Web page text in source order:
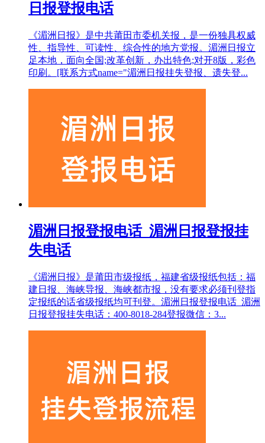
日报登报电话
《湄洲日报》是中共莆田市委机关报，是一份独具权威
性、指导性、可读性、综合性的地方党报。湄洲日报立
足本地，面向全国;改革创新，办出特色;对开8版，彩色
印刷。[联系方式name="湄洲日报挂失登报、遗失登...
湄洲日报登报电话_湄洲日报登报挂
失电话
《湄洲日报》是莆田市级报纸，福建省级报纸包括：福
建日报、海峡导报、海峡都市报，没有要求必须刊登指
定报纸的话省级报纸均可刊登。湄洲日报登报电话_湄洲
日报登报挂失电话：400-8018-284登报微信：3...